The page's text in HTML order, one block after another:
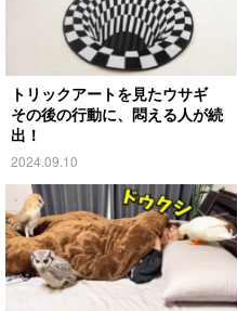
トリックアートを見たウサギ
その後の行動に、悶える人が続
出！
2024.09.10